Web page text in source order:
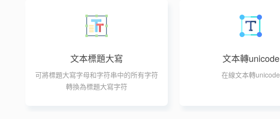
文本標題大寫
可將標題大寫字母和字符串中的所有字符
轉換為標題大寫字符
文本轉unicode
在線文本轉unicode